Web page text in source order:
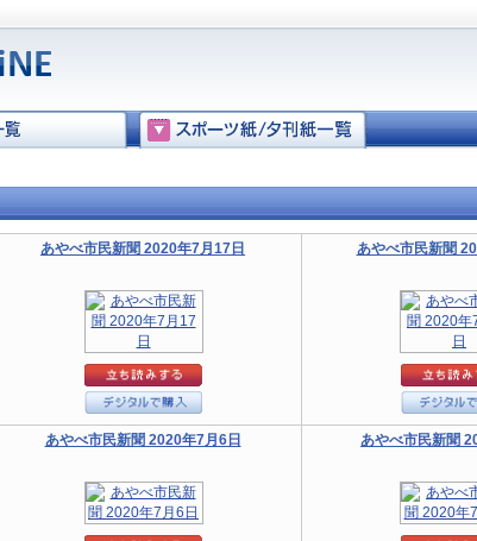
あやべ市民新聞 2020年7月17日 あやべ市民新聞
あやべ市民新聞 2020年7月6日 あやべ市民新聞